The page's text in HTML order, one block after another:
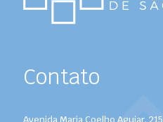
Contato
Avenida Maria Coelho Aguiar, 215